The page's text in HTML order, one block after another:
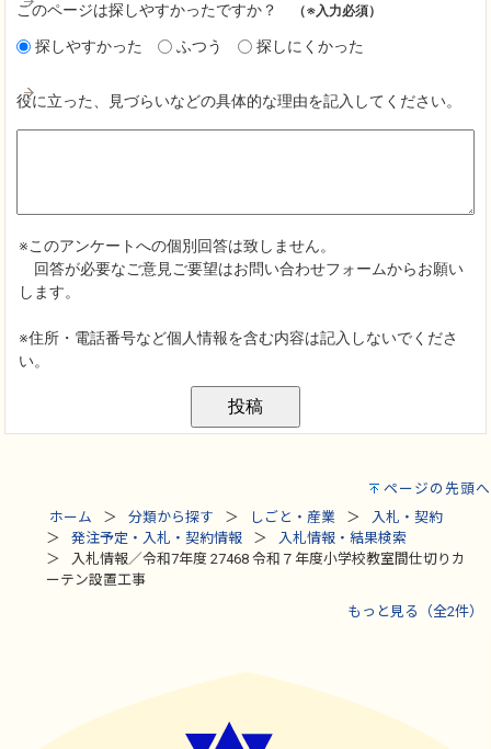
ページの先頭へ
ホーム
分類から探す しごと・産業
入札・契約
発注予定・入札・契約情報
入札情報・結果検索
入札情報／令和7年度 27468 令和７年度小学校教室間仕切りカ
ーテン設置工事
もっと見る（全2件）